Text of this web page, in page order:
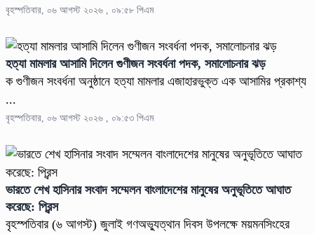
বৃহস্পতিবার, ০৬ আগস্ট ২০২৬ , ০৯:৫৮ পিএম
হত্যা মামলার আসামি দিলেন গুণীজন সংবর্ধনা পদক, সমালোচনার ঝড়
ক গুণীজন সংবর্ধনা অনুষ্ঠানে হত্যা মামলার এজাহারভুক্ত এক আসামির প্রকাশ্য
...
বৃহস্পতিবার, ০৬ আগস্ট ২০২৬ , ০৯:৫৩ পিএম
ভারতে শেখ হাসিনার সংবাদ সম্মেলন বাংলাদেশের মানুষের অনুভূতিতে আঘাত
করেছে: প্রিন্স
বৃহস্পতিবার (৬ আগস্ট) জুলাই গণঅভ্যুত্থান দিবস উপলক্ষে ময়মনসিংহের